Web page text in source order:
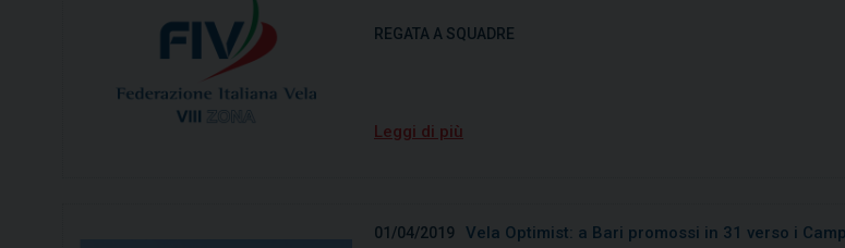
REGATA A SQUADRE
Leggi di più
01/04/2019 Vela Optimist: a Bari promossi in 31 verso i